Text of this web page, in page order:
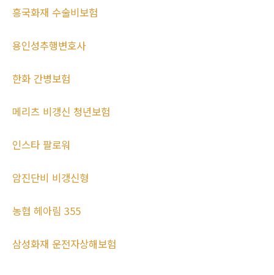
흥국화재 수술비보험
용인성추행변호사
한화 간병보험
메리츠 비갱신 청년보험
인스타 팔로워
암진단비 비갱신형
농협 헤아림 355
삼성화재 운전자상해보험